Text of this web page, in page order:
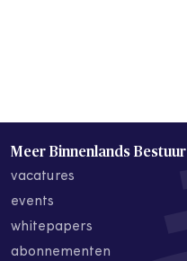
Meer Binnenlands Bestuur
vacatures
events
whitepapers
abonnementen